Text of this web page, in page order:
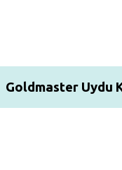
Goldmaster Uydu